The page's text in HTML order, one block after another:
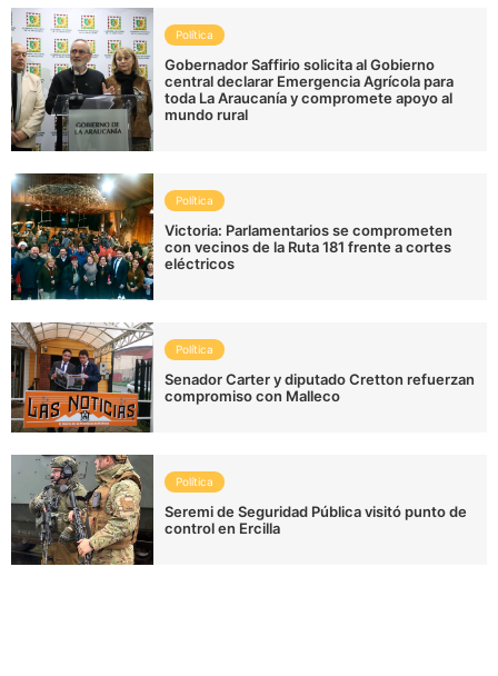
Política
Gobernador Saffirio solicita al Gobierno
central declarar Emergencia Agrícola para
toda La Araucanía y compromete apoyo al
mundo rural
Política
Victoria: Parlamentarios se comprometen
con vecinos de la Ruta 181 frente a cortes
eléctricos
Política
Senador Carter y diputado Cretton refuerzan
compromiso con Malleco
Política
Seremi de Seguridad Pública visitó punto de
control en Ercilla